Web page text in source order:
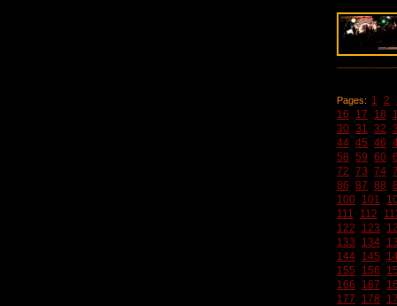
Pages: 1 2
16
17 18
30 31 32
44 45 46
58 59 60
72 73 74
86 87 88
100 101
111
112
122
123
133
134
144 145
155
156
166
167
177
178